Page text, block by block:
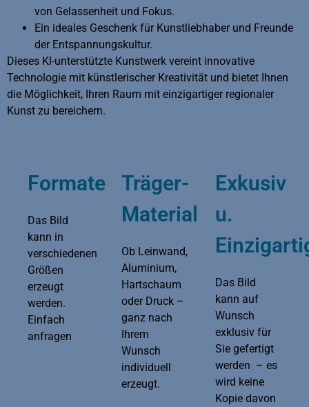
von Gelassenheit und Fokus.
Ein ideales Geschenk für Kunstliebhaber und Freunde
der Entspannungskultur.
Dieses KI-unterstützte Kunstwerk vereint innovative
Technologie mit künstlerischer Kreativität und bietet Ihnen
die Möglichkeit, Ihren Raum mit einzigartiger regionaler
Kunst zu bereichern.
Formate
Das Bild
kann in
verschiedenen
Größen
erzeugt
werden.
Einfach
anfragen
Träger-
Material
Ob Leinwand,
Aluminium,
Hartschaum
oder Druck –
ganz nach
Ihrem
Wunsch
individuell
erzeugt.
Exkusiv
u.
Das Bild
kann auf
Wunsch
exklusiv für
Sie gefertigt
werden – es
wird keine
Kopie davon